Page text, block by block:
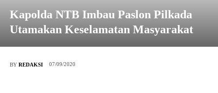
Kapolda NTB Imbau Paslon Pilkada
Utamakan Keselamatan Masyarakat
BY REDAKSI 07/09/2020